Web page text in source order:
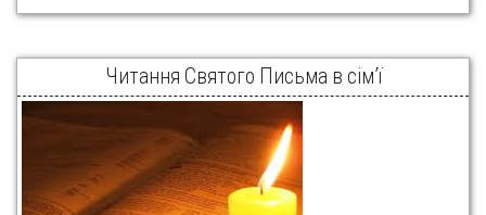
Читання Святого Письма в сім’ї